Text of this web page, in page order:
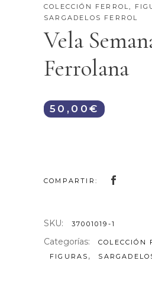
COLECCIÓN FERROL,
SARGADELOS FERROL
Vela
Ferrolana
50,00 €
COMPARTIR:
SKU: 37001019-1
Categorías: COLECCIÓN
FIGURAS ,